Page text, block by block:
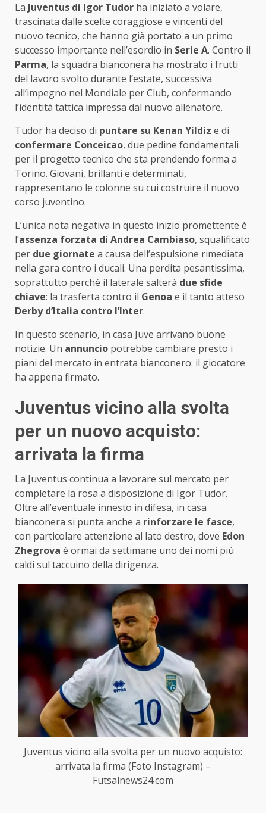
La Juventus di Igor Tudor ha iniziato a volare,
trascinata dalle scelte coraggiose e vincenti del
nuovo tecnico, che hanno già portato a un primo
successo importante nell’esordio in Serie A. Contro il
Parma, la squadra bianconera ha mostrato i frutti
del lavoro svolto durante l’estate, successiva
all’impegno nel Mondiale per Club, confermando
l’identità tattica impressa dal nuovo allenatore.
Tudor ha deciso di puntare su Kenan Yildiz e di
confermare Conceicao, due pedine fondamentali
per il progetto tecnico che sta prendendo forma a
Torino. Giovani, brillanti e determinati,
rappresentano le colonne su cui costruire il nuovo
corso juventino.
L’unica nota negativa in questo inizio promettente è
l’assenza forzata di Andrea Cambiaso, squalificato
per due giornate a causa dell’espulsione rimediata
nella gara contro i ducali. Una perdita pesantissima,
soprattutto perché il laterale salterà due sfide
chiave: la trasferta contro il Genoa e il tanto atteso
Derby d’Italia contro l’Inter.
In questo scenario, in casa Juve arrivano buone
notizie. Un annuncio potrebbe cambiare presto i
piani del mercato in entrata bianconero: il giocatore
ha appena firmato.
Juventus vicino alla svolta
per un nuovo acquisto:
arrivata la firma
La Juventus continua a lavorare sul mercato per
completare la rosa a disposizione di Igor Tudor.
Oltre all’eventuale innesto in difesa, in casa
bianconera si punta anche a rinforzare le fasce,
con particolare attenzione al lato destro, dove Edon
Zhegrova è ormai da settimane uno dei nomi più
caldi sul taccuino della dirigenza.
Juventus vicino alla svolta per un nuovo acquisto:
arrivata la firma (Foto Instagram) –
Futsalnews24.com